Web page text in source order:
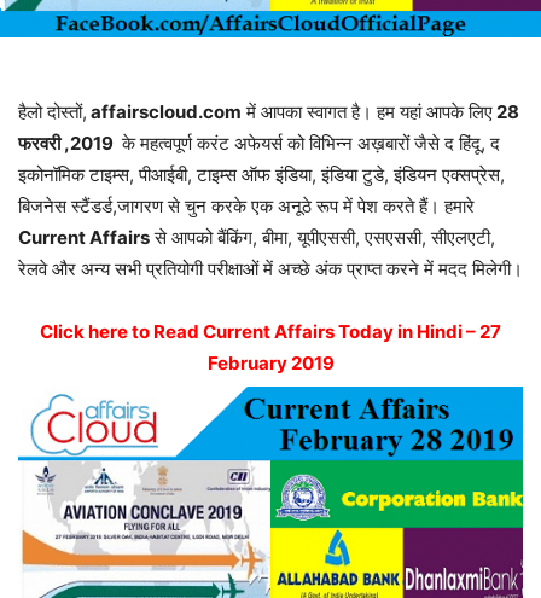
हैलो दोस्तों, affairscloud.com में आपका स्वागत है। हम यहां आपके लिए 28
फरवरी ,2019 के महत्वपूर्ण करंट अफेयर्स को विभिन्न अख़बारों जैसे द हिंदू, द
इकोनॉमिक टाइम्स, पीआईबी, टाइम्स ऑफ इंडिया, इंडिया टुडे, इंडियन एक्सप्रेस,
बिजनेस स्टैंडर्ड,जागरण से चुन करके एक अनूठे रूप में पेश करते हैं। हमारे
Current Affairsसे आपको बैंकिंग, बीमा, यूपीएससी, एसएससी, सीएलएटी,
रेलवे और अन्य सभी प्रतियोगी परीक्षाओं में अच्छे अंक प्राप्त करने में मदद मिलेगी।
Click here to Read Current Affairs Today in Hindi – 27
February 2019